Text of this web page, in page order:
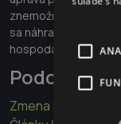
znemožňuje alebo
sa náhrady škody
hospodárskej
Podobné
Zmena Štatútu